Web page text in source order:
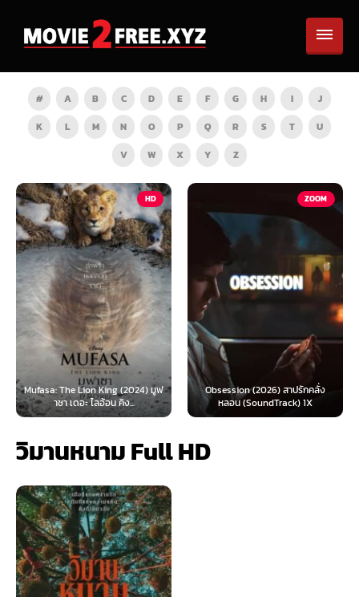
# A B C D E F G H I
J
K
L M N O P Q R S T
U
V
W X Y Z
HD
Mufasa: The Lion King (2024) มูฟ
าซา เดอะ ไลอ้อน คิง...
ZOOM
Obsession (2026) สาปรักคลั่ง
หลอน (SoundTrack) 1X
วิมานหนาม Full HD